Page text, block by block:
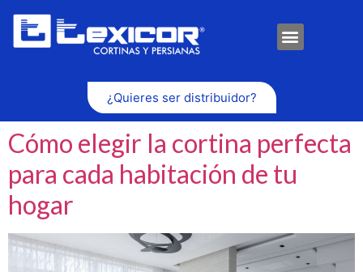
¿Quieres ser distribuidor?
Cómo elegir la cortina perfecta
para cada habitación de tu
hogar